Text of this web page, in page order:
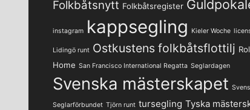
Folkbåtsnytt Folkbåtsregister
instagram kappsegling Kieler Woche
Lidingö runt Ostkustens folkbåtsflottilj
Home San Francisco International Regatta Seglardagen
Svenska mästerskapet
Seglarförbundet Tjörn runt tursegling Tyska